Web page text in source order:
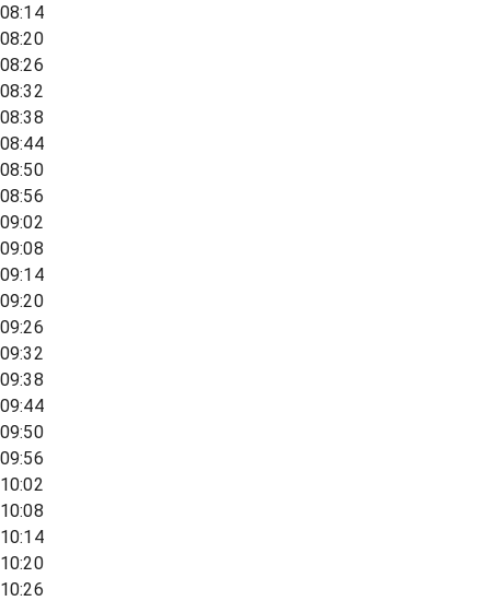
08:14
08:20
08:26
08:32
08:38
08:44
08:50
08:56
09:02
09:08
09:14
09:20
09:26
09:32
09:38
09:44
09:50
09:56
10:02
10:08
10:14
10:20
10:26